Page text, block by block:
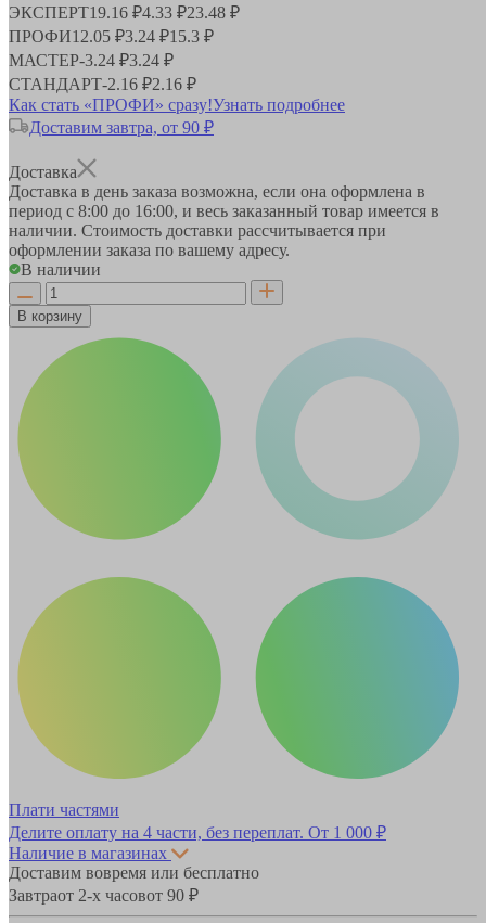
ЭКСПЕРТ19.16 ₽4.33 ₽23.48 ₽
ПРОФИ12.05 ₽3.24 ₽15.3 ₽
МАСТЕР-3.24 ₽3.24 ₽
СТАНДАРТ-2.16 ₽2.16 ₽
Как стать «ПРОФИ» сразу!Узнать подробнее
Доставим завтра, от 90 ₽
Доставка
Доставка в день заказа возможна, если она оформлена в
период с 8:00 до 16:00, и весь заказанный товар имеется в
наличии. Стоимость доставки рассчитывается при
оформлении заказа по вашему адресу.
В наличии
В корзину
Плати частями
Делите оплату на 4 части, без переплат. От 1 000 ₽
Наличие в магазинах
Доставим вовремя или бесплатно
Завтраот 2-х часовот 90 ₽